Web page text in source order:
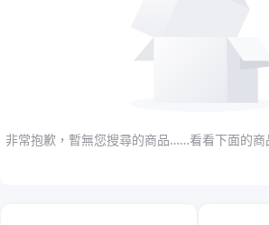
非常抱歉，暫無您搜尋的商品……看看下面的